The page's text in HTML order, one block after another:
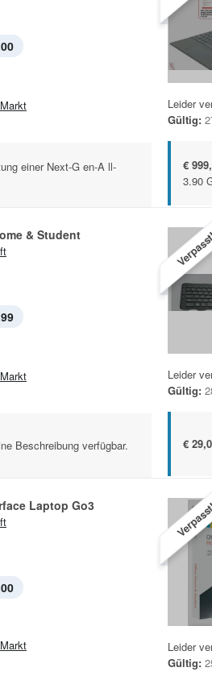
einer Next-G en-A ll-
Leider
Gültig:
€
3.90
& Student
Beschreibung verfügbar.
Leider
Gültig:
€
Laptop Go3
Leider
Gültig: